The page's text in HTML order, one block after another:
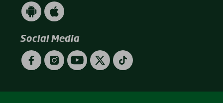
WETTSTAR
App
(Android
/
Google
Play)
WETTSTAR
App
(Apple
/
App
Store)
Social Media
FacebookInstagramYouTubeTwitterTikTok